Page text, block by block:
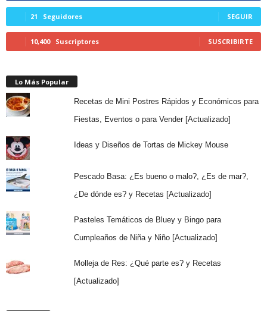
21 Seguidores SEGUIR
10,400 Suscriptores SUSCRIBIRTE
Lo Más Popular
Recetas de Mini Postres Rápidos y Económicos para
Fiestas, Eventos o para Vender [Actualizado]
Ideas y Diseños de Tortas de Mickey Mouse
Pescado Basa: ¿Es bueno o malo?, ¿Es de mar?,
¿De dónde es? y Recetas [Actualizado]
Pasteles Temáticos de Bluey y Bingo para
Cumpleaños de Niña y Niño [Actualizado]
Molleja de Res: ¿Qué parte es? y Recetas
[Actualizado]